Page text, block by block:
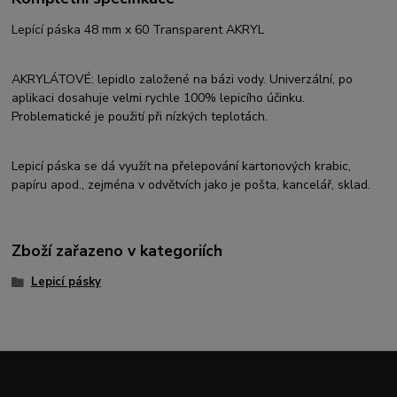
Lepící páska 48 mm x 60 Transparent AKRYL
AKRYLÁTOVÉ: lepidlo založené na bázi vody. Univerzální, po
aplikaci dosahuje velmi rychle 100% lepicího účinku.
Problematické je použití při nízkých teplotách.
Lepicí páska se dá využít na přelepování kartonových krabic,
papíru apod., zejména v odvětvích jako je pošta, kancelář, sklad.
Zboží zařazeno v kategoriích
Lepicí pásky